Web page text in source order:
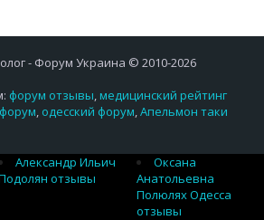
- Форум Украина © 2010-2026
форум отзывы,медицинский рейтинг
, одесский форум,Апельмон таки
Александр Ильич
отзывы
Оксана
Анатольевна
Полюлях Одесса
отзывы